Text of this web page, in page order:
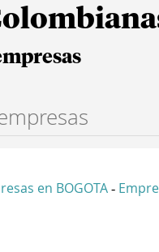
en BOGOTA -